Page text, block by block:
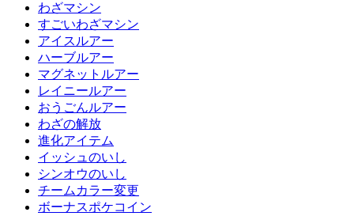
わざマシン
すごいわざマシン
アイスルアー
ハーブルアー
マグネットルアー
レイニールアー
おうごんルアー
わざの解放
進化アイテム
イッシュのいし
シンオウのいし
チームカラー変更
ボーナスポケコイン